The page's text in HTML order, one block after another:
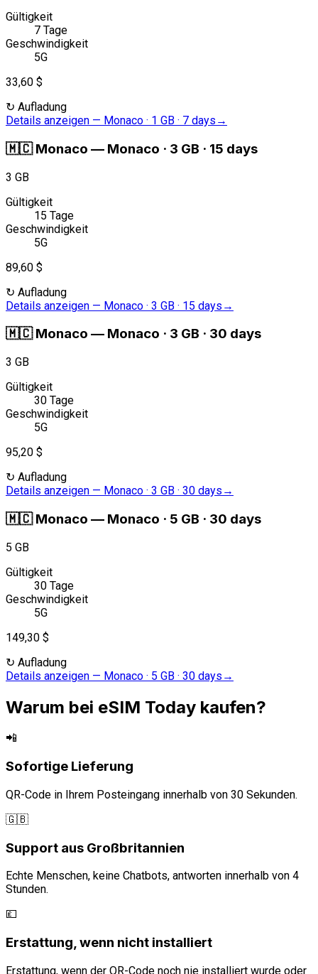
Gültigkeit
7 Tage
Geschwindigkeit
5G
33,60 $
↻ Aufladung
Details anzeigen — Monaco · 1 GB · 7 days →
🇲🇨 Monaco — Monaco · 3 GB · 15 days
3 GB
Gültigkeit
15 Tage
Geschwindigkeit
5G
89,60 $
↻ Aufladung
Details anzeigen — Monaco · 3 GB · 15 days →
🇲🇨 Monaco — Monaco · 3 GB · 30 days
3 GB
Gültigkeit
30 Tage
Geschwindigkeit
5G
95,20 $
↻ Aufladung
Details anzeigen — Monaco · 3 GB · 30 days →
🇲🇨 Monaco — Monaco · 5 GB · 30 days
5 GB
Gültigkeit
30 Tage
Geschwindigkeit
5G
149,30 $
↻ Aufladung
Details anzeigen — Monaco · 5 GB · 30 days →
Warum bei eSIM Today kaufen?
📲
Sofortige Lieferung
QR-Code in Ihrem Posteingang innerhalb von 30 Sekunden.
🇬🇧
Support aus Großbritannien
Echte Menschen, keine Chatbots, antworten innerhalb von 4
Stunden.
💷
Erstattung, wenn nicht installiert
Erstattung, wenn der QR-Code noch nie installiert wurde oder